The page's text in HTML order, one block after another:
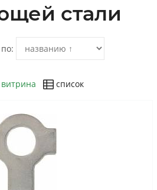
стали
витрина список